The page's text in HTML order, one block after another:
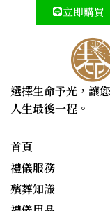
立即購買
選擇生命予光，讓
人生最後一程。
首頁
禮儀服務
殯葬知識